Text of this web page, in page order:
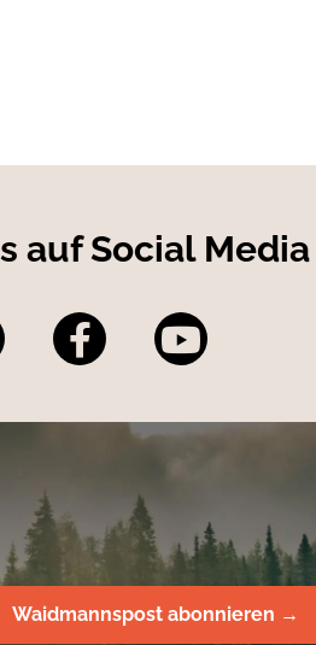
auf Social Media
Waidmannspost abonnieren →